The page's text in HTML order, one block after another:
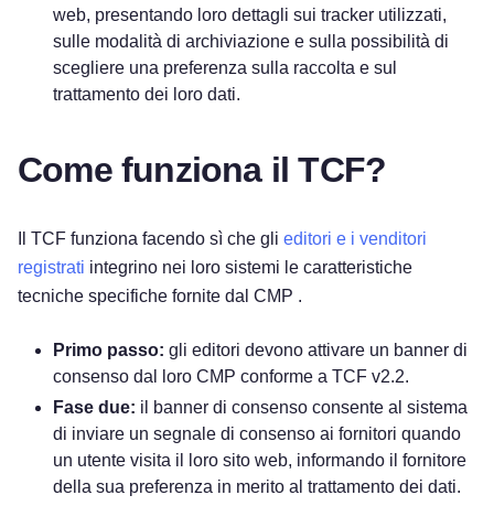
web, presentando loro dettagli sui tracker utilizzati,
sulle modalità di archiviazione e sulla possibilità di
scegliere una preferenza sulla raccolta e sul
trattamento dei loro dati.
Come funziona il TCF?
Il TCF funziona facendo sì che gli editori e i venditori
registrati integrino nei loro sistemi le caratteristiche
tecniche specifiche fornite dal CMP .
Primo passo: gli editori devono attivare un banner di
consenso dal loro CMP conforme a TCF v2.2.
Fase due: il banner di consenso consente al sistema
di inviare un segnale di consenso ai fornitori quando
un utente visita il loro sito web, informando il fornitore
della sua preferenza in merito al trattamento dei dati.